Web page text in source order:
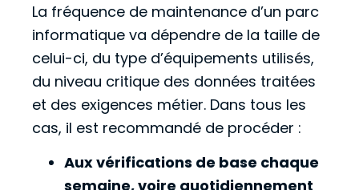
La fréquence de maintenance d’un parc
informatique va dépendre de la taille de
celui-ci, du type d’équipements utilisés,
du niveau critique des données traitées
et des exigences métier. Dans tous les
cas, il est recommandé de procéder :
Aux vérifications de base chaque
semaine, voire quotidiennement